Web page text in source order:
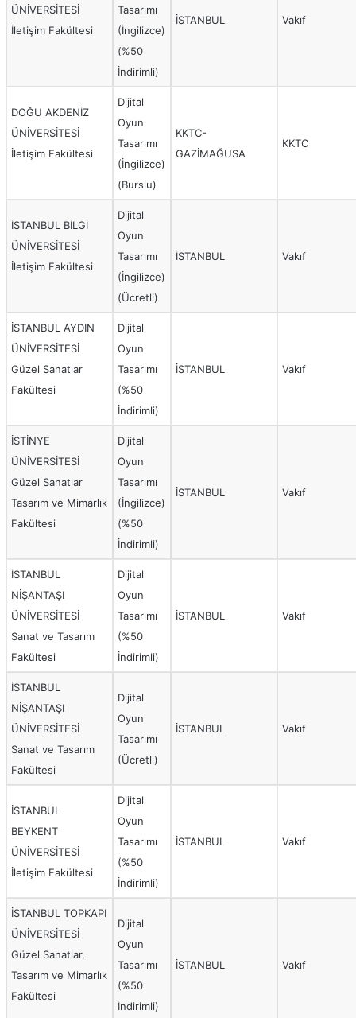
ÜNİVERSİTESİ
İletişim Fakültesi
Tasarımı
(İngilizce)
(%50
İndirimli)
İSTANBUL Vakıf
DOĞU AKDENİZ
ÜNİVERSİTESİ
İletişim Fakültesi
Dijital
Oyun
Tasarımı
(İngilizce)
(Burslu)
KKTC-
GAZİMAĞUSA
KKTC
İSTANBUL BİLGİ
ÜNİVERSİTESİ
İletişim Fakültesi
Dijital
Oyun
Tasarımı
(İngilizce)
(Ücretli)
İSTANBUL Vakıf
İSTANBUL AYDIN
ÜNİVERSİTESİ
Güzel Sanatlar
Fakültesi
Dijital
Oyun
Tasarımı
(%50
İndirimli)
İSTANBUL Vakıf
İSTİNYE
ÜNİVERSİTESİ
Güzel Sanatlar
Tasarım ve Mimarlık
Fakültesi
Dijital
Oyun
Tasarımı
(İngilizce)
(%50
İndirimli)
İSTANBUL Vakıf
İSTANBUL
NİŞANTAŞI
ÜNİVERSİTESİ
Sanat ve Tasarım
Fakültesi
Dijital
Oyun
Tasarımı
(%50
İndirimli)
İSTANBUL Vakıf
İSTANBUL
NİŞANTAŞI
ÜNİVERSİTESİ
Sanat ve Tasarım
Fakültesi
Dijital
Oyun
Tasarımı
(Ücretli)
İSTANBUL Vakıf
İSTANBUL
BEYKENT
ÜNİVERSİTESİ
İletişim Fakültesi
Dijital
Oyun
Tasarımı
(%50
İndirimli)
İSTANBUL Vakıf
İSTANBUL TOPKAPI
ÜNİVERSİTESİ
Güzel Sanatlar,
Tasarım ve Mimarlık
Fakültesi
Dijital
Oyun
Tasarımı
(%50
İndirimli)
İSTANBUL Vakıf